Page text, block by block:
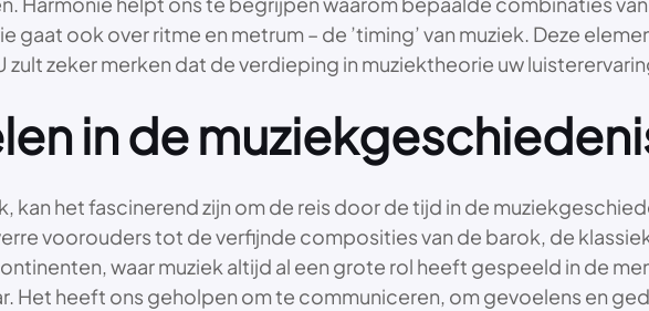
gaat ook over ritme en metrum – de ’timing’ van muziek. Deze
zeker merken dat de verdieping in muziektheorie uw
in de
kan het fascinerend zijn om de reis door de tijd in de
voorouders tot de verfijnde composities van de barok, de
waar muziek altijd al een grote rol heeft gespeeld in de
Het heeft ons geholpen om te communiceren, om gevoelens en